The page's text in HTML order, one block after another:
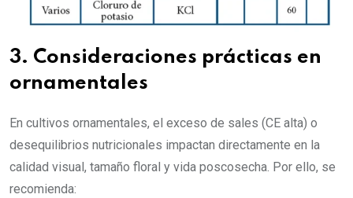
3. Consideraciones prácticas en
ornamentales
En cultivos ornamentales, el exceso de sales (CE alta) o
desequilibrios nutricionales impactan directamente en la
calidad visual, tamaño floral y vida poscosecha. Por ello, se
recomienda: